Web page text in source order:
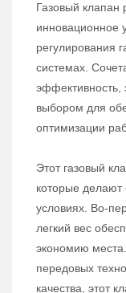
Газовый клапан
инновационное
регулирования
системах.
эффективность,
выбором для
оптимизации
Этот газовый
которые
условиях. Во-
легкий вес
экономию
передовых
качества, этот